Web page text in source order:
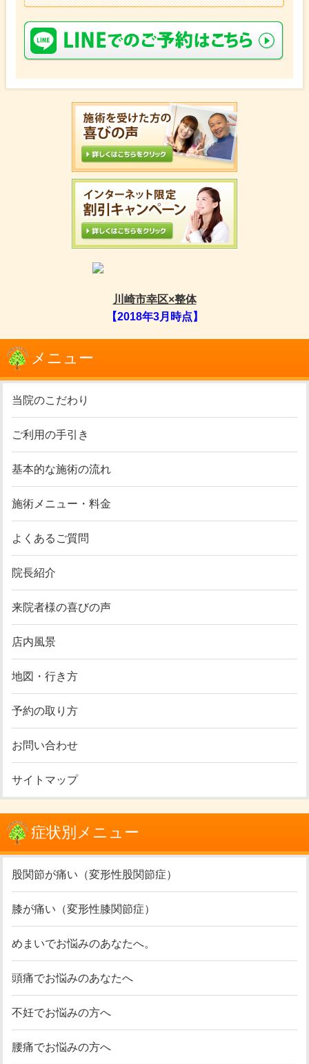
川崎市幸区×整体
【2018年3月時点】
メニュー
当院のこだわり
ご利用の手引き
基本的な施術の流れ
施術メニュー・料金
よくあるご質問
院長紹介
来院者様の喜びの声
店内風景
地図・行き方
予約の取り方
お問い合わせ
サイトマップ
症状別メニュー
股関節が痛い（変形性股関節症）
膝が痛い（変形性膝関節症）
めまいでお悩みのあなたへ。
頭痛でお悩みのあなたへ
不妊でお悩みの方へ
腰痛でお悩みの方へ